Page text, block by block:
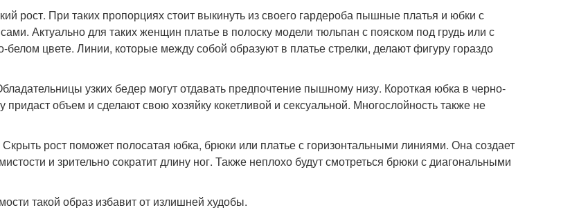
рост. При таких пропорциях стоит выкинуть из своего гардероба пышные платья и юбки с
Актуально для таких женщин платье в полоску модели тюльпан с пояском под грудь или с
белом цвете. Линии, которые между собой образуют в платье стрелки, делают фигуру гораздо
узких бедер могут отдавать предпочтение пышному низу. Короткая юбка в черно-
придаст объем и сделают свою хозяйку кокетливой и сексуальной. Многослойность также не
рост поможет полосатая юбка, брюки или платье с горизонтальными линиями. Она создает
и зрительно сократит длину ног. Также неплохо будут смотреться брюки с диагональными
такой образ избавит от излишней худобы.